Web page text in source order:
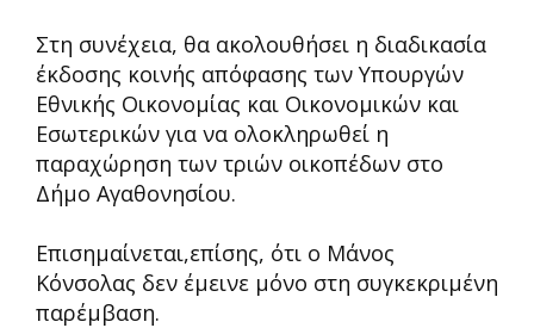
Στη συνέχεια, θα ακολουθήσει η διαδικασία
έκδοσης κοινής απόφασης των Υπουργών
Εθνικής Οικονομίας και Οικονομικών και
Εσωτερικών για να ολοκληρωθεί η
παραχώρηση των τριών οικοπέδων στο
Δήμο Αγαθονησίου.
Επισημαίνεται,επίσης, ότι ο Μάνος
Κόνσολας δεν έμεινε μόνο στη συγκεκριμένη
παρέμβαση.